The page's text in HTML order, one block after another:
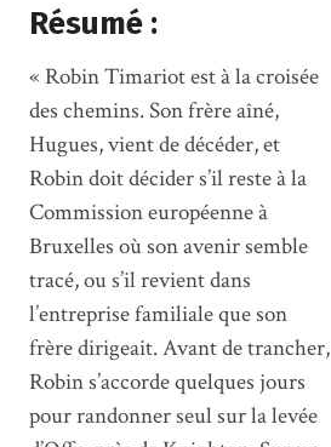
Résumé :
« Robin Timariot est à la croisée
des chemins. Son frère aîné,
Hugues, vient de décéder, et
Robin doit décider s’il reste à la
Commission européenne à
Bruxelles où son avenir semble
tracé, ou s’il revient dans
l’entreprise familiale que son
frère dirigeait. Avant de trancher,
Robin s’accorde quelques jours
pour randonner seul sur la levée